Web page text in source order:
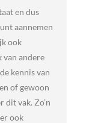
en dus
aannemen
ook
van andere
kennis van
of gewoon
dit vak. Zo’n
ook